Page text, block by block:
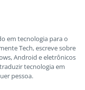
em tecnologia para o
Tech, escreve sobre
Android e eletrônicos
tecnologia em
pessoa.